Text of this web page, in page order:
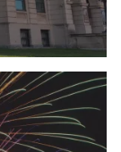
謝祭の週末をイ